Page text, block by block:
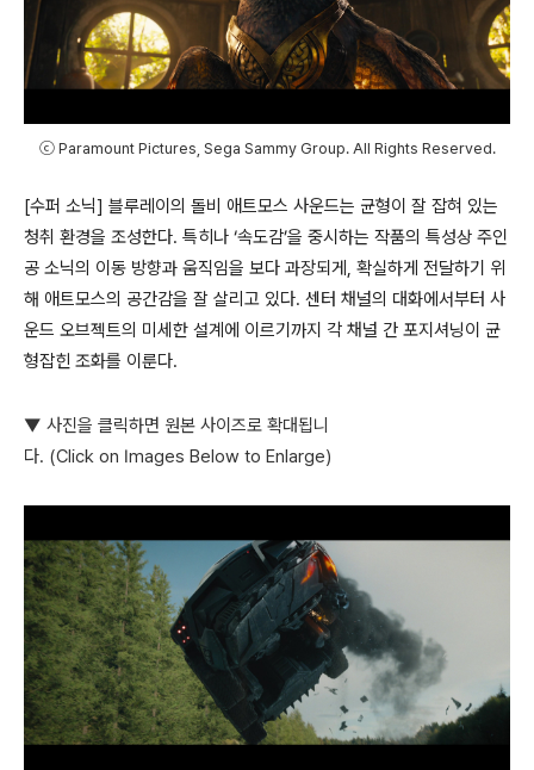
ⓒ Paramount Pictures, Sega Sammy Group. All Rights Reserved.
[수퍼 소닉] 블루레이의 돌비 애트모스 사운드는 균형이 잘 잡혀 있는
청취 환경을 조성한다. 특히나 ‘속도감’을 중시하는 작품의 특성상 주인
공 소닉의 이동 방향과 움직임을 보다 과장되게 , 확실하게 전달하기 위
해 애트모스의 공간감을 잘 살리고 있다. 센터 채널의 대화에서부터 사
운드 오브젝트의 미세한 설계에 이르기까지 각 채널 간 포지셔닝이 균
형잡힌 조화를 이룬다.
▼ 사진을 클릭하면 원본 사이즈로 확대됩니
다. (Click on Images Below to Enlarge)